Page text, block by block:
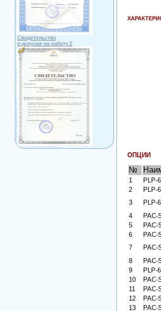
Свидетельство
о допуске на работу.2
ОПЦИИ
№
1 PLP-
2
PLP-
3
PLP-
4
PAC-
5
PAC-
6
PAC-
7
PAC-
8
PAC-
9
PLP-
10
PAC-
11
PAC-
12
PAC-
13
PAC-